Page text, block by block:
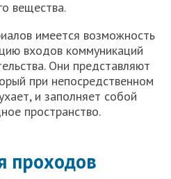
вещества.
имеется возможность
входов коммуникаций
Они представляют
при непосредственном
и заполняет собой
пространство.
проходов